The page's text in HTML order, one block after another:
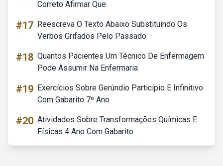
Correto Afirmar Que
#17 Reescreva O Texto Abaixo Substituindo Os
Verbos Grifados Pelo Passado
#18 Quantos Pacientes Um Técnico De Enfermagem
Pode Assumir Na Enfermaria
#19 Exercícios Sobre Gerúndio Particípio E Infinitivo
Com Gabarito 7º Ano
#20 Atividades Sobre Transformações Químicas E
Físicas 4 Ano Com Gabarito